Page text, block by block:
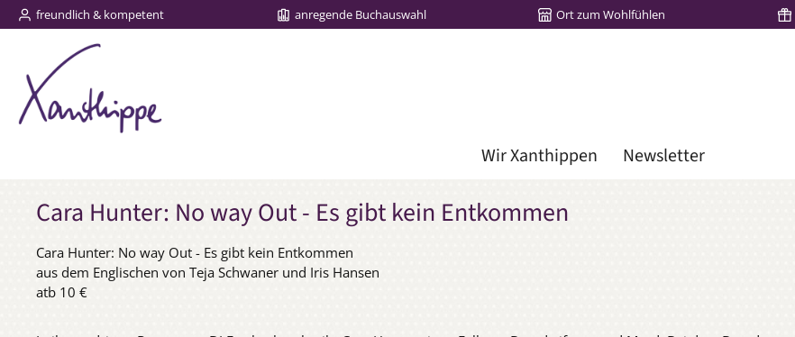
Hauptinhalt springen
Zur Suche springen
Zur Hauptnavigation springen
freundlich & kompetent anregende Buchauswahl Ort zum Wohlfühlen
Wir Xanthippen Newsletter
Cara Hunter: No way Out - Es gibt kein Entkommen
Cara Hunter: No way Out - Es gibt kein Entkommen
aus dem Englischen von Teja Schwaner und Iris Hansen
atb 10 €